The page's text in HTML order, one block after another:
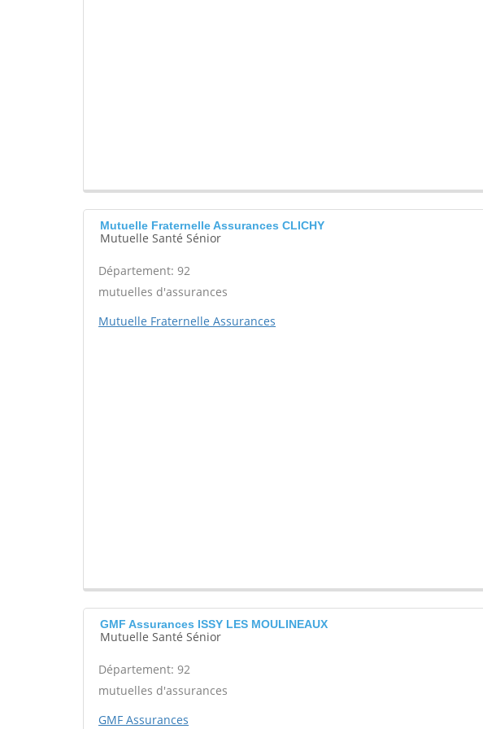
Mutuelle Fraternelle Assurances CLICHY
Mutuelle Santé Sénior
Département: 92
mutuelles d'assurances
Mutuelle Fraternelle Assurances
GMF Assurances ISSY LES MOULINEAUX
Mutuelle Santé Sénior
Département: 92
mutuelles d'assurances
GMF Assurances